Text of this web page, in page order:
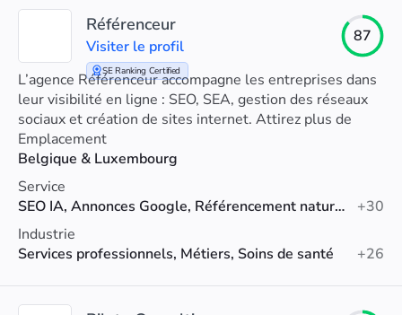
SE Ranking Certified
Référenceur
Visiter le profil
87
L’agence Référenceur accompagne les entreprises dans
leur visibilité en ligne : SEO, SEA, gestion des réseaux
sociaux et création de sites internet. Attirez plus de
clients via votre site internet.
Emplacement
Belgique & Luxembourg
Service
SEO IA, Annonces Google, Référencement naturel (SEO)
+30
Industrie
Services professionnels, Métiers, Soins de santé
+26